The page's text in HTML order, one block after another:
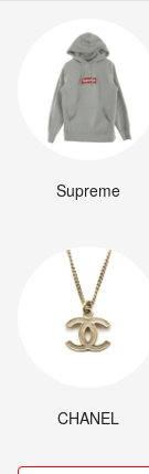
Supreme
CHANEL